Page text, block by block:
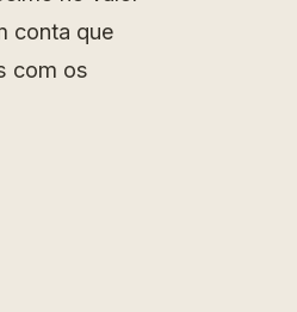
conta que
com os